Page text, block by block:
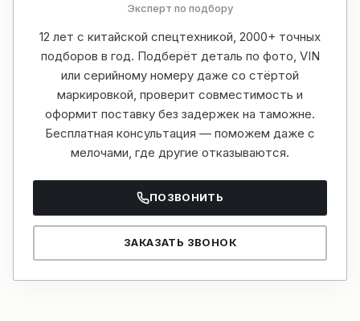
Эксперт по подбору
12 лет с китайской спецтехникой, 2000+ точных
подборов в год. Подберёт деталь по фото, VIN
или серийному номеру даже со стёртой
маркировкой, проверит совместимость и
оформит поставку без задержек на таможне.
Бесплатная консультация — поможем даже с
мелочами, где другие отказываются.
ПОЗВОНИТЬ
ЗАКАЗАТЬ ЗВОНОК